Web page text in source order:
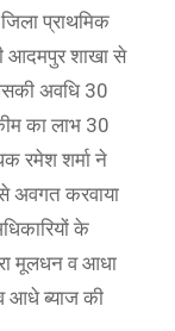
प्राथमिक
आदमपुर शाखा से
अवधि 30
का लाभ 30
रमेश शर्मा ने
अवगत करवाया
के
मूलधन व आधा
व आधे ब्याज की